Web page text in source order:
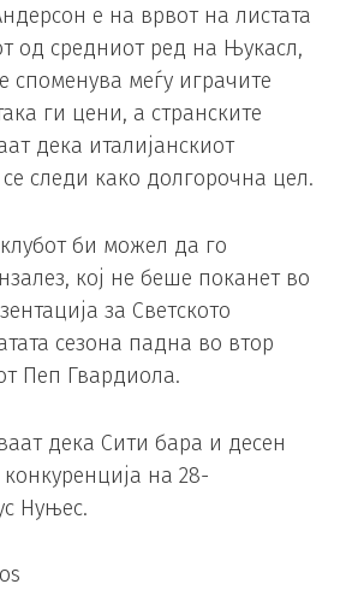
е на врвот на листата
од средниот ред на Њукасл,
споменува меѓу играчите
ги цени, а странските
дека италијанскиот
следи како долгорочна цел.
би можел да го
кој не беше поканет во
за Светското
сезона падна во втор
Пеп Гвардиола.
дека Сити бара и десен
на 28-
Нуњес.